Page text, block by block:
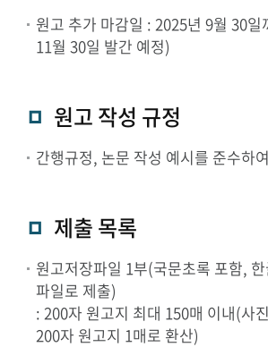
원고 추가 마감일 : 2025년 9월 30일
11월 30일 발간 예정)
원고 작성 규정
간행규정, 논문 작성 예시를 준수하
제출 목록
원고저장파일 1부(국문초록 포함,
파일로 제출)
: 200자 원고지 최대 150매 이내(사
200자 원고지 1매로 환산)